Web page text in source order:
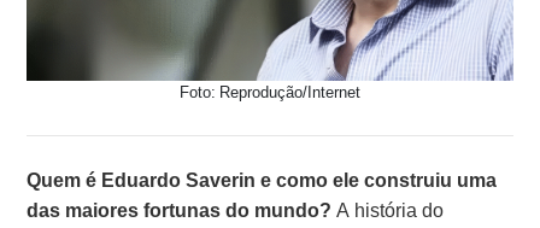
Foto: Reprodução/Internet
Quem é Eduardo Saverin e como ele construiu uma
das maiores fortunas do mundo? A história do